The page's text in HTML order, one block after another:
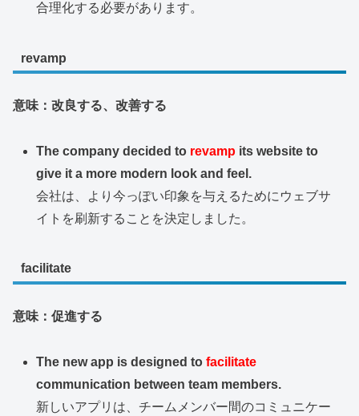
合理化する必要があります。
revamp
意味：改良する、改善する
The company decided to revamp its website to
give it a more modern look and feel.
会社は、より今っぽい印象を与えるためにウェブサ
イトを刷新することを決定しました。
facilitate
意味：促進する
The new app is designed to facilitate
communication between team members.
新しいアプリは、チームメンバー間のコミュニケー